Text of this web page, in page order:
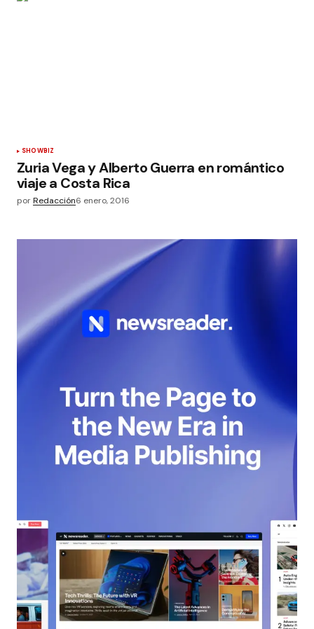
SHOWBIZ
Zuria Vega y Alberto Guerra en romántico
viaje a Costa Rica
porRedacción6 enero, 2016